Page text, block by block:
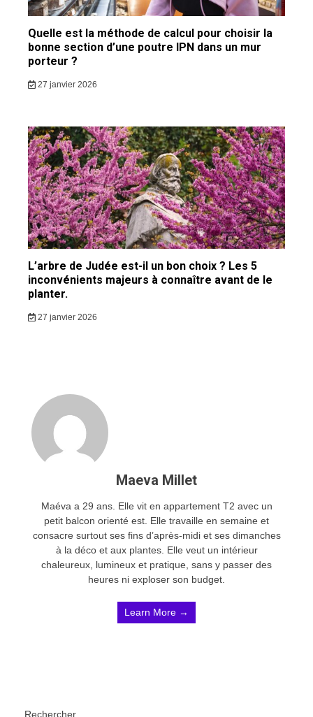
Quelle est la méthode de calcul pour choisir la
bonne section d’une poutre IPN dans un mur
porteur ?
27 janvier 2026
L’arbre de Judée est-il un bon choix ? Les 5
inconvénients majeurs à connaître avant de le
planter.
27 janvier 2026
Maeva Millet
Maéva a 29 ans. Elle vit en appartement T2 avec un
petit balcon orienté est. Elle travaille en semaine et
consacre surtout ses fins d’après-midi et ses dimanches
à la déco et aux plantes. Elle veut un intérieur
chaleureux, lumineux et pratique, sans y passer des
heures ni exploser son budget.
Learn More →
Rechercher